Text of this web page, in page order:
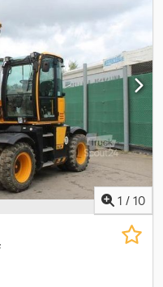
mm Anbaugeräte:
Änderungen,
vorbehalten. Die
des
im kaufrechtlichen
gemäß
ohne neue TÜV-
unterbreiten wir
Fahrzeug
sein. Es gelten
1 / 10